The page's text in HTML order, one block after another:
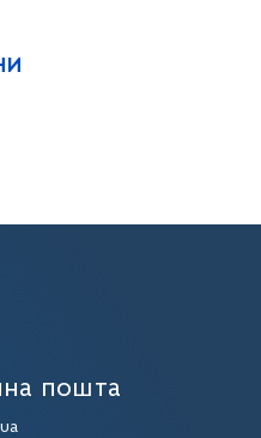
пошта